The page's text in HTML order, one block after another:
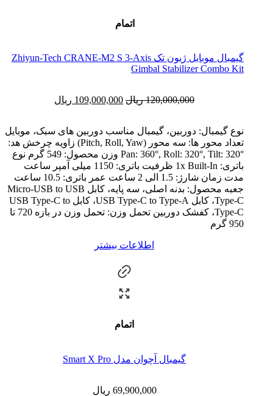
اتمام
گیمبال موبایل ژیون تک Zhiyun-Tech CRANE-M2 S 3-Axis
Gimbal Stabilizer Combo Kit
120,000,000 ریال 109,000,000 ریال
نوع گیمبال: دوربین، گیمبال مناسب دوربین های سبک، موبایل
تعداد محور ها: سه محور (Pitch, Roll, Yaw) زاویه چرخش هد:
Pan: 360°, Roll: 320°, Tilt: 320° وزن محصول: 549 گرم نوع
باتری: 1x Built-In ظرفیت باتری: 1150 میلی آمپر ساعت
مدت زمان شارژ: 1.5 الی 2 ساعت عمر باتری: 10.5 ساعت
جعبه محصول: بدنه اصلی، سه پایه، کابل Micro-USB to USB
Type-C، کابل USB Type-C to Type-A، کابل USB Type-C to
Type-C، کفشک دوربین تحمل وزن: تحمل وزن در بازه 720 تا
950 گرم
اطلاعات بیشتر
اتمام
گیمبال آچوان مدل Smart X Pro
69,900,000 ریال